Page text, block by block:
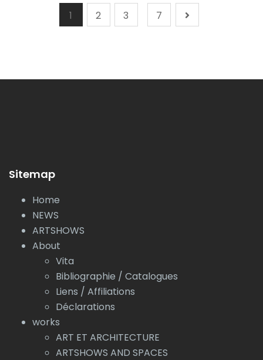
1 2 3
7
Sitemap
Home
NEWS
ARTSHOWS
About
Vita
Bibliographie / Catalogues
Liens / Affiliations
Déclarations
works
ART ET ARCHITECTURE
ARTSHOWS AND SPACES